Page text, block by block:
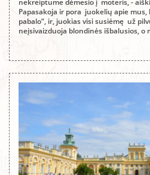
nekreiptume dėmesio į moteris, -
Papasakoja ir pora juokelių apie
pabalo“, ir, juokias visi susiėmę už
neįsivaizduoja blondinės išbalusios, o